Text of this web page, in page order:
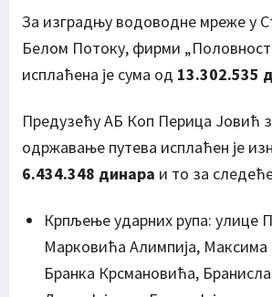
За изградњу водоводне мреже у
Белом Потоку, фирми
исплаћена је сума од 13.302.535
Предузећу АБ Коп Перица Јовић
одржавање путева исплаћен је
6.434.348 динара и то за
Крпљење ударних рупа: улице
Марковића Алимпија,
Бранка Крсмановића,